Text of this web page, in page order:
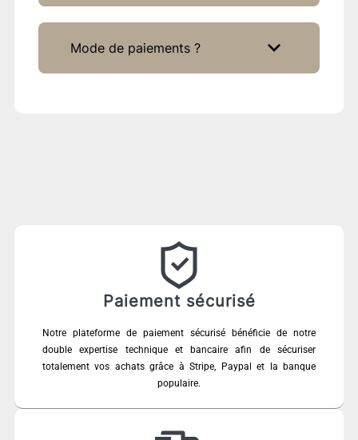
Mode de paiements ?
Paiement sécurisé
Notre plateforme de paiement sécurisé bénéficie de notre
double expertise technique et bancaire afin de sécuriser
totalement vos achats grâce à Stripe, Paypal et la banque
populaire.